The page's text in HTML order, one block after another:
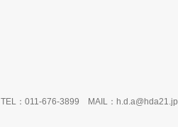
TEL：011-676-3899 MAIL：h.d.a@hda21.jp